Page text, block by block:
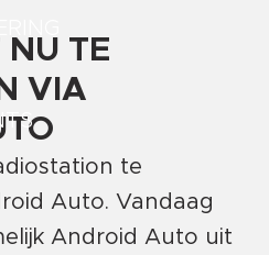
NU TE
VIA
te
Auto. Vandaag
Android Auto uit